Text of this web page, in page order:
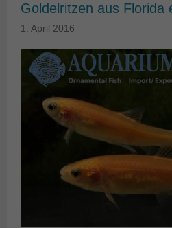
Goldelritzen aus Florida
1. April 2016